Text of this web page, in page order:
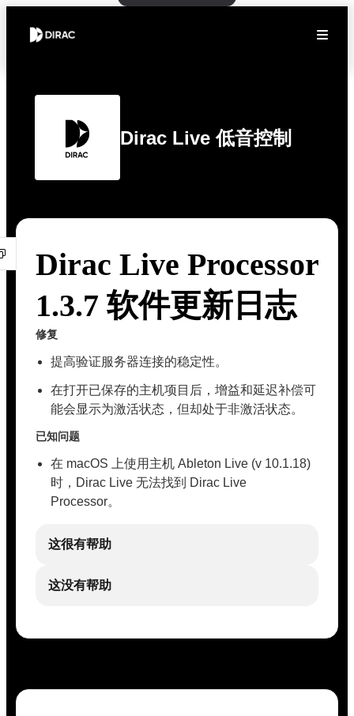
Dirac Live 低音控制
Dirac Live Processor
1.3.7 软件更新日志
修复
提高验证服务器连接的稳定性。
在打开已保存的主机项目后，增益和延迟补偿可
能会显示为激活状态，但却处于非激活状态。
已知问题
在 macOS 上使用主机 Ableton Live (v 10.1.18)
时，Dirac Live 无法找到 Dirac Live
Processor。
这很有帮助
这没有帮助